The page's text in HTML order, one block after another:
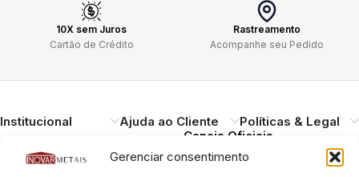
Gerenciar consentimento
10X sem Juros
Cartão de Crédito
Rastreamento
Acompanhe seu Pedido
Institucional Ajuda ao Cliente Políticas & Legal
Canais Oficiais